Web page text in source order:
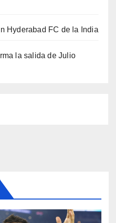
Hyderabad FC de la India
la salida de Julio